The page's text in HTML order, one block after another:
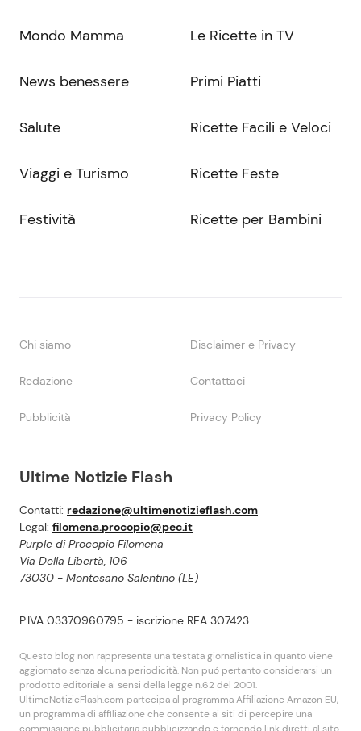
Ultime Notizie Flash
Contatti: redazione@ultimenotizieflash.com
Legal: filomena.procopio@pec.it
Purple di Procopio Filomena
Via Della Libertà, 106
73030 - Montesano Salentino (LE)
P.IVA 03370960795 - iscrizione REA 307423
Questo blog non rappresenta una testata giornalistica in quanto viene
aggiornato senza alcuna periodicità. Non puó pertanto considerarsi un
prodotto editoriale ai sensi della legge n.62 del 2001.
UltimeNotizieFlash.com partecipa al programma Affiliazione Amazon EU,
un programma di affiliazione che consente ai siti di percepire una
commissione pubblicitaria pubblicizzando e fornendo link diretti al sito
Mondo Mamma
News benessere
Salute
Viaggi e Turismo
Festività
Le Ricette in TV
Primi Piatti
Ricette Facili e Veloci
Ricette Feste
Ricette per Bambini
Chi siamo Disclaimer e Privacy
Redazione Contattaci
Pubblicità Privacy Policy